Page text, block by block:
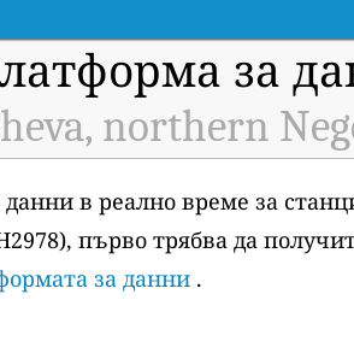
за
northern
в реално време за
първо трябва да
за данни .